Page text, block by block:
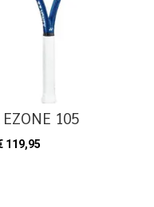
EZONE 105
119,95